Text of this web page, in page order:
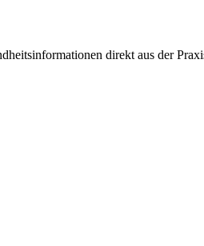
direkt aus der